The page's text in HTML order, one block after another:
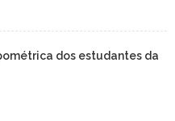
dos estudantes da